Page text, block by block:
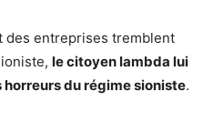
des entreprises tremblent
le citoyen lambda lui
du régime sioniste.